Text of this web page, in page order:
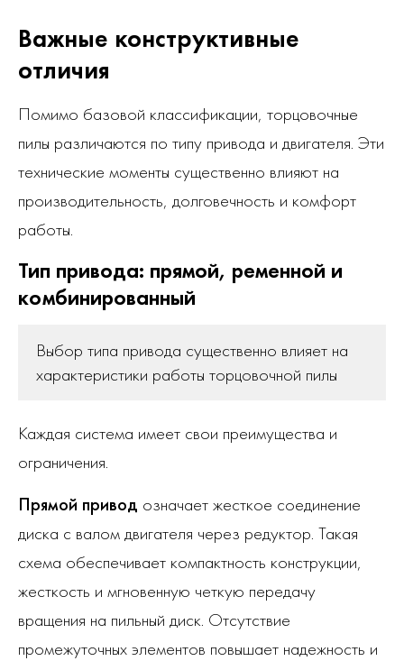
Важные конструктивные
отличия
Помимо базовой классификации, торцовочные
пилы различаются по типу привода и двигателя. Эти
технические моменты существенно влияют на
производительность, долговечность и комфорт
работы.
Тип привода: прямой, ременной и
комбинированный
Выбор типа привода существенно влияет на
характеристики работы торцовочной пилы
Каждая система имеет свои преимущества и
ограничения.
Прямой привод означает жесткое соединение
диска с валом двигателя через редуктор. Такая
схема обеспечивает компактность конструкции,
жесткость и мгновенную четкую передачу
вращения на пильный диск. Отсутствие
промежуточных элементов повышает надежность и